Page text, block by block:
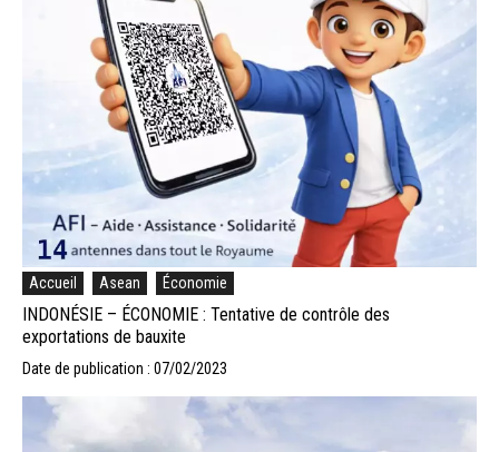
Accueil Asean Économie
INDONÉSIE – ÉCONOMIE : Tentative de contrôle des
exportations de bauxite
Date de publication : 07/02/2023